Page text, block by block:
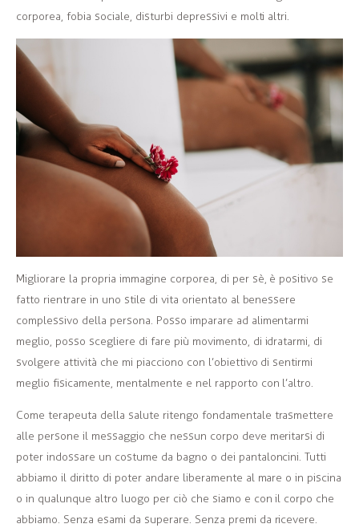
corporea, fobia sociale, disturbi depressivi e molti altri.
Migliorare la propria immagine corporea, di per sè, è positivo se
fatto rientrare in uno stile di vita orientato al benessere
complessivo della persona. Posso imparare ad alimentarmi
meglio, posso scegliere di fare più movimento, di idratarmi, di
svolgere attività che mi piacciono con l’obiettivo di sentirmi
meglio fisicamente, mentalmente e nel rapporto con l’altro.
Come terapeuta della salute ritengo fondamentale trasmettere
alle persone il messaggio che nessun corpo deve meritarsi di
poter indossare un costume da bagno o dei pantaloncini. Tutti
abbiamo il diritto di poter andare liberamente al mare o in piscina
o in qualunque altro luogo per ciò che siamo e con il corpo che
abbiamo. Senza esami da superare. Senza premi da ricevere.